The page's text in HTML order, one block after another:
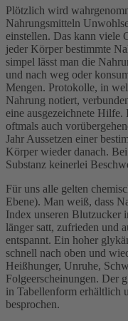
Plötzlich wird
Nahrungsmitteln
einstellen. Das kann viele
jeder Körper bestimmte
simpel lässt man die
und nach weg oder
Mengen. Protokolle, in
Nahrung notiert,
eine ausgezeichnete Hilfe.
oftmals auch
Jahr Aussetzen einer
Körper wieder danach.
Substanz keinerlei
Für uns alle gelten
Ebene). Man weiß, dass
Index unseren Blutzucker
länger satt, zufrieden und
entspannt. Ein hoher
schnell nach oben und
Heißhunger, Unruhe,
Folgeerscheinungen. Der
in Tabellenform erhältlich
besprochen.